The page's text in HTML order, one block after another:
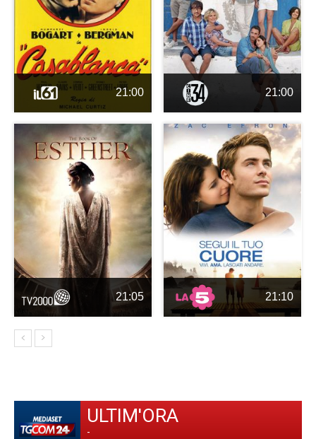
21:00 21:00
21:05 21:10
ULTIM'ORA
-